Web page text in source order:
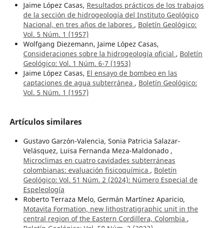
Jaime López Casas, Resultados prácticos de los trabajos
de la sección de hidrogeología del Instituto Geológico
Nacional, en tres años de labores , Boletín Geológico:
Vol. 5 Núm. 1 (1957)
Wolfgang Diezemann, Jaime López Casas,
Consideraciones sobre la hidrogeología oficial , Boletín
Geológico: Vol. 1 Núm. 6-7 (1953)
Jaime López Casas, El ensayo de bombeo en las
captaciones de agua subterránea , Boletín Geológico:
Vol. 5 Núm. 1 (1957)
Artículos similares
Gustavo Garzón-Valencia, Sonia Patricia Salazar-
Velásquez, Luisa Fernanda Meza-Maldonado ,
Microclimas en cuatro cavidades subterráneas
colombianas: evaluación fisicoquímica , Boletín
Geológico: Vol. 51 Núm. 2 (2024): Número Especial de
Espeleología
Roberto Terraza Melo, Germán Martínez Aparicio,
Motavita Formation, new lithostratigraphic unit in the
central region of the Eastern Cordillera, Colombia ,